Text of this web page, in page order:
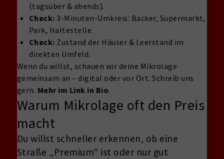
(tagsüber & abends).
Check: 3-Minuten-Umkreis: Bäcker, Supermarkt,
Park, Haltestelle.
Check: Zustand der Häuser & Leerstand im
direkten Umfeld.
Wenn du willst, schauen wir deine Mikrolage
gemeinsam an – digital oder vor Ort. Schreib uns
gern. Mehr im Link in Bio.
Warum Mikrolage oft den Preis
macht
Du willst schneller erkennen, ob eine
Straße „Premium“ ist oder nur gut